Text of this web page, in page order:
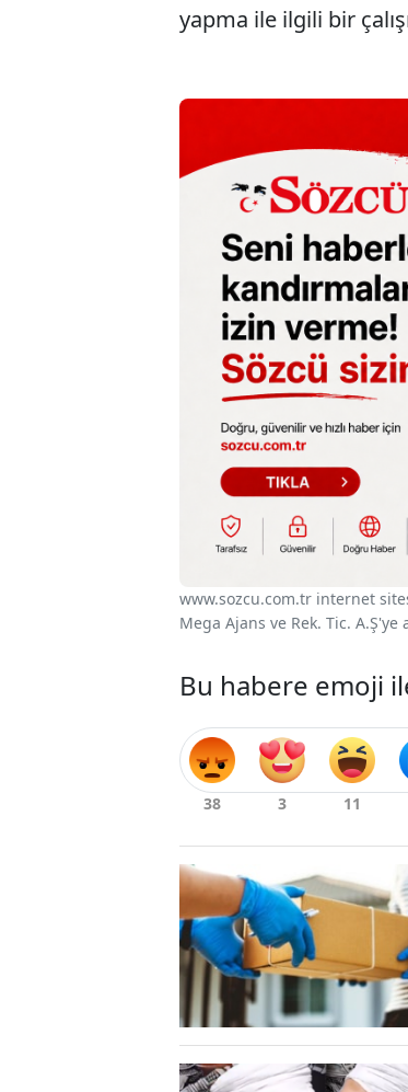
yapma ile ilgili bir
www.sozcu.com.tr internet
Mega Ajans ve Rek. Tic.
Bu habere emoji